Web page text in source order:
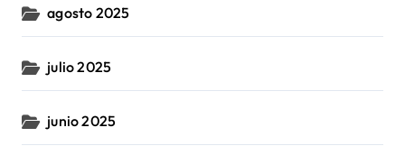
agosto 2025
julio 2025
junio 2025